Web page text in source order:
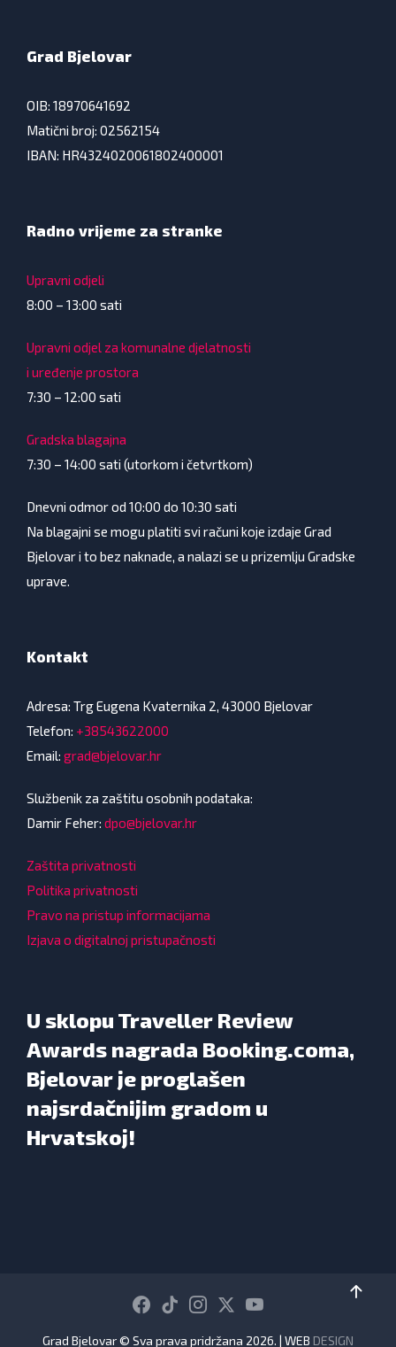
Grad Bjelovar
OIB: 18970641692
Matični broj: 02562154
IBAN: HR4324020061802400001
Radno vrijeme za stranke
Upravni odjeli
8:00 – 13:00 sati
Upravni odjel za komunalne djelatnosti
i uređenje prostora
7:30 – 12:00 sati
Gradska blagajna
7:30 – 14:00 sati (utorkom i četvrtkom)
Dnevni odmor od 10:00 do 10:30 sati
Na blagajni se mogu platiti svi računi koje izdaje Grad
Bjelovar i to bez naknade, a nalazi se u prizemlju Gradske
uprave.
Kontakt
Adresa: Trg Eugena Kvaternika 2, 43000 Bjelovar
Telefon: +38543622000
Email: grad@bjelovar.hr
Službenik za zaštitu osobnih podataka:
Damir Feher: dpo@bjelovar.hr
Zaštita privatnosti
Politika privatnosti
Pravo na pristup informacijama
Izjava o digitalnoj pristupačnosti
U sklopu Traveller Review
Awards nagrada Booking.coma,
Bjelovar je proglašen
najsrdačnijim gradom u
Hrvatskoj!
Grad Bjelovar © Sva prava pridržana 2026. | WEB DESIGN